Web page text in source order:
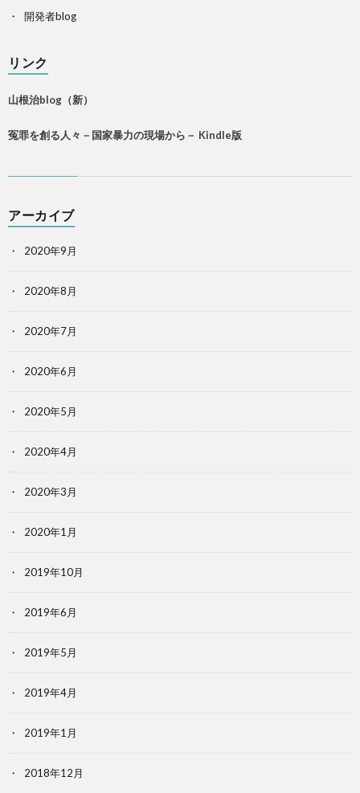
開発者blog
リンク
山根治blog（新）
冤罪を創る人々－国家暴力の現場から－ Kindle版
アーカイブ
2020年9月
2020年8月
2020年7月
2020年6月
2020年5月
2020年4月
2020年3月
2020年1月
2019年10月
2019年6月
2019年5月
2019年4月
2019年1月
2018年12月